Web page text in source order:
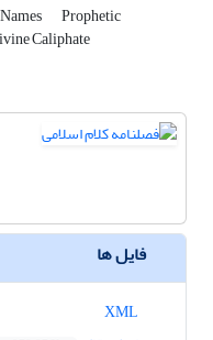
Prophetic
Caliphate
فایل ها